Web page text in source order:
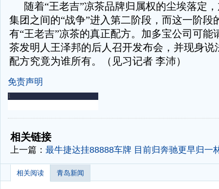
随着“王老吉”凉茶品牌归属权的尘埃落定
集团之间的“战争”进入第二阶段，而这一阶段
有“王老吉”凉茶的真正配方。加多宝公司可能
茶发明人王泽邦的后人召开发布会，并现身说
配方究竟为谁所有。（见习记者 李沛）
免责声明
-
相关链接
上一篇： 最牛捷达挂88888车牌 目前归奔驰更早归一
相关阅读 青岛新闻